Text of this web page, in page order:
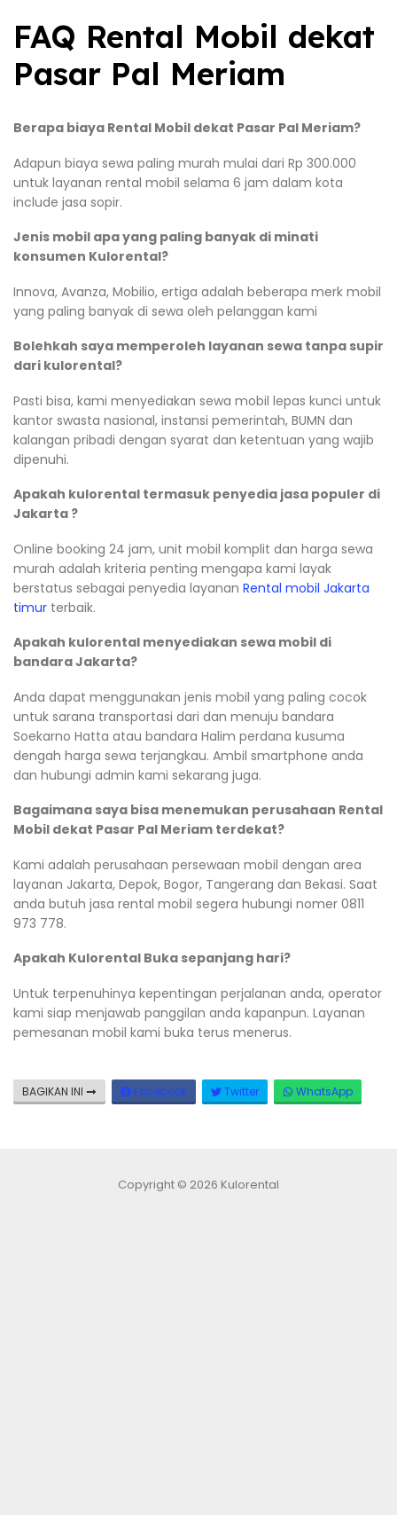
FAQ Rental Mobil dekat
Pasar Pal Meriam
Berapa biaya Rental Mobil dekat Pasar Pal Meriam?
Adapun biaya sewa paling murah mulai dari Rp 300.000
untuk layanan rental mobil selama 6 jam dalam kota
include jasa sopir.
Jenis mobil apa yang paling banyak di minati
konsumen Kulorental?
Innova, Avanza, Mobilio, ertiga adalah beberapa merk mobil
yang paling banyak di sewa oleh pelanggan kami
Bolehkah saya memperoleh layanan sewa tanpa supir
dari kulorental?
Pasti bisa, kami menyediakan sewa mobil lepas kunci untuk
kantor swasta nasional, instansi pemerintah, BUMN dan
kalangan pribadi dengan syarat dan ketentuan yang wajib
dipenuhi.
Apakah kulorental termasuk penyedia jasa populer di
Jakarta ?
Online booking 24 jam, unit mobil komplit dan harga sewa
murah adalah kriteria penting mengapa kami layak
berstatus sebagai penyedia layanan Rental mobil Jakarta
timur terbaik.
Apakah kulorental menyediakan sewa mobil di
bandara Jakarta?
Anda dapat menggunakan jenis mobil yang paling cocok
untuk sarana transportasi dari dan menuju bandara
Soekarno Hatta atau bandara Halim perdana kusuma
dengah harga sewa terjangkau. Ambil smartphone anda
dan hubungi admin kami sekarang juga.
Bagaimana saya bisa menemukan perusahaan Rental
Mobil dekat Pasar Pal Meriam terdekat?
Kami adalah perusahaan persewaan mobil dengan area
layanan Jakarta, Depok, Bogor, Tangerang dan Bekasi. Saat
anda butuh jasa rental mobil segera hubungi nomer 0811
973 778.
Apakah Kulorental Buka sepanjang hari?
Untuk terpenuhinya kepentingan perjalanan anda, operator
kami siap menjawab panggilan anda kapanpun. Layanan
pemesanan mobil kami buka terus menerus.
BAGIKAN INI Facebook Twitter WhatsApp
Copyright © 2026 Kulorental